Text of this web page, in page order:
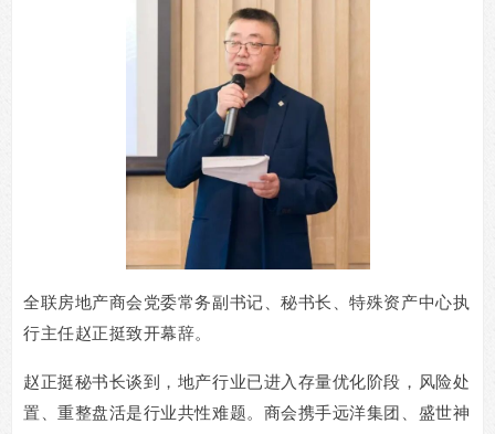
全联房地产商会党委常务副书记、秘书长、特殊资产中心执
行主任赵正挺致开幕辞。
赵正挺秘书长谈到，地产行业已进入存量优化阶段，风险处
置、重整盘活是行业共性难题。商会携手远洋集团、盛世神